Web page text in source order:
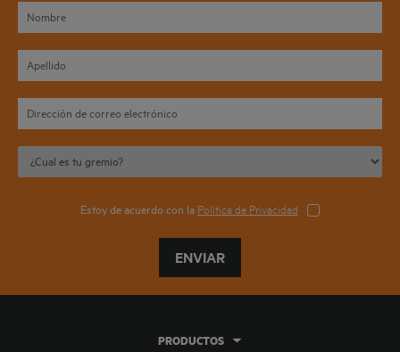
Estoy de acuerdo con la Política de Privacidad
ENVIAR
PRODUCTOS